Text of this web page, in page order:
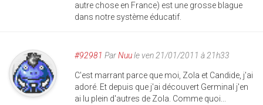
autre chose en France) est une grosse blague
dans notre système éducatif.
#92981 ParNuule ven 21/01/2011 à 21h33
C'est marrant parce que moi, Zola et Candide, j'ai
adoré. Et depuis que j'ai découvert Germinal j'en
ai lu plein d'autres de Zola. Comme quoi...